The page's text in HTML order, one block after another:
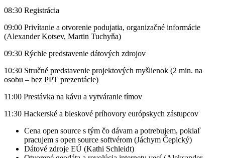
08:30 Registrácia
09:00 Privítanie a otvorenie podujatia, organizačné informácie
(Alexander Kotsev, Martin Tuchyňa)
09:30 Rýchle predstavenie dátových zdrojov
10:30 Stručné predstavenie projektových myšlienok (2 min. na
osobu – bez PPT prezentácie)
11:00 Prestávka na kávu a vytváranie tímov
11:30 Hackerské a bleskové príhovory európskych zástupcov
Cena open source s tým čo dávam a potrebujem, pokiaľ
pracujem s open source softvérom (Jáchym Čepický)
Dátové zdroje EÚ (Kathi Schleidt)